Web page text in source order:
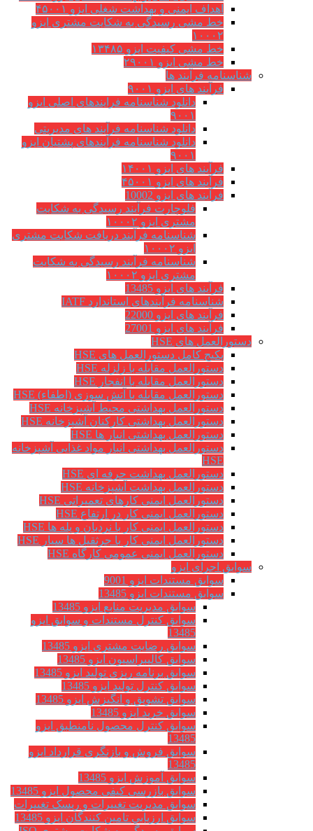
اهداف ایمنی و بهداشت شغلی ایزو ۴۵۰۰۱
خط مشی رسیدگی به شکایت مشتری ایزو
۱۰۰۰۲
خط مشی کیفیت ایزو ۱۳۴۸۵
خط مشی ایزو ۲۹۰۰۱
شناسنامه فرآیند ها
فرآیند های ایزو ۹۰۰۱
دانلود شناسنامه فرایندهای اصلی ایزو
۹۰۰۱
دانلود شناسنامه فرآیند های مدیریتی
دانلود شناسنامه فرآیندهای پشتیان ایزو
۹۰۰۱
فرآیند های ایزو ۱۴۰۰۱
فرآیند های ایزو ۴۵۰۰۱
فرآیند های ایزو 10002
فلوچارت فرآیند رسیدگی به شکایت
مشتری ایزو ۱۰۰۰۲
شناسنامه فرآیند دریافت شکایت مشتری
ایزو ۱۰۰۰۲
شناسنامه فرآیند رسیدگی به شکایت
مشتری ایزو ۱۰۰۰۲
فرآیند های ایزو 13485
شناسنامه فرآیندهای استاندارد IATF
فرآیند های ایزو 22000
فرآیند های ایزو 27001
دستورالعمل های HSE
پکیج کامل دستورالعمل های HSE
دستورالعمل مقابله با زلزله HSE
دستورالعمل مقابله با انفجار HSE
دستورالعمل مقابله با آتش سوزی (اطفاء) HSE
دستورالعمل بهداشتی محیط آشپزخانه HSE
دستورالعمل بهداشتی کارکنان آشپزخانه HSE
دستورالعمل بهداشتی انبار ها HSE
دستورالعمل بهداشتی انبار مواد غذایی آشپزخانه
HSE
دستورالعمل بهداشت حرفه ای HSE
دستورالعمل بهداشت آشپزخانه HSE
دستورالعمل ایمنی کارهای تعمیراتی HSE
دستورالعمل ایمنی کار در ارتفاع HSE
دستورالعمل ایمنی کار با نردبان و پله ها HSE
دستورالعمل ایمنی کار با جرثقیل ها سیار HSE
دستورالعمل ایمنی عمومی کارگاه HSE
سوابق اجرای ایزو
سوابق مستندات ایزو 9001
سوابق مستندات ایزو 13485
سوابق مدیریت منابع ایزو 13485
سوابق کنترل مستندات و سوابق ایزو
13485
سوابق رضایت مشتری ایزو 13485
سوابق كاليبراسيون ایزو 13485
سوابق برنامه ریزی تولید ایزو 13485
سوابق کنترل تولید ایزو 13485
سوابق تشویق و انگیزش ایزو 13485
سوابق خرید ایزو 13485
سوابق کنترل محصول نامنطبق ایزو
13485
سوابق فروش و بازنگری قرارداد ایزو
13485
سوابق آموزش ایزو 13485
سوابق بازرسی کیفی محصول ایزو 13485
سوابق مدیریت تغییرات و ریسک تغییرات
سوابق ارزيابي تامين كنندگان ایزو 13485